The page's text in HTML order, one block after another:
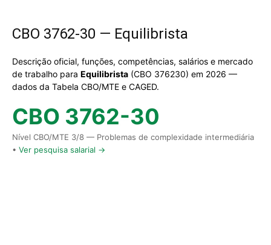
CBO 3762-30 — Equilibrista
Descrição oficial, funções, competências, salários e mercado
de trabalho para Equilibrista (CBO 376230) em 2026 —
dados da Tabela CBO/MTE e CAGED.
CBO 3762-30
Nível CBO/MTE 3/8 — Problemas de complexidade intermediária
• Ver pesquisa salarial →